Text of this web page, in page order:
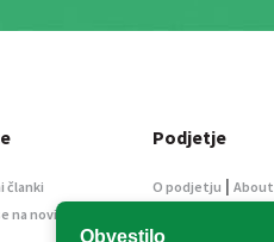
Obvestilo
članki
na novice
Podjetje
O podjetju | About